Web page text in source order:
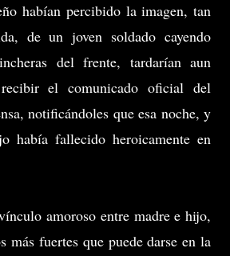
habían percibido la imagen, tan
de un joven soldado cayendo
del frente, tardarían aun
el comunicado oficial del
notificándoles que esa noche, y
había fallecido heroicamente en
amoroso entre madre e hijo,
más fuertes que puede darse en la